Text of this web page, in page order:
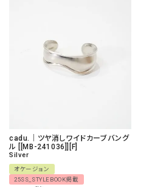
cadu.｜ツヤ消しワイドカーブバング
ル [[MB-241036]][F]
Silver
オケージョン
25SS_STYLEBOOK掲載